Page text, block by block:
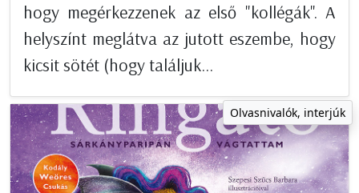
hogy megérkezzenek az első "kollégák". A
helyszínt meglátva az jutott eszembe, hogy
kicsit sötét (hogy találjuk...
Olvasnivalók, interjúk